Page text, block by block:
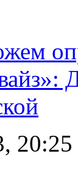
20:25